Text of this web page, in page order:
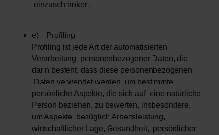
einzuschränken.
e) Profiling
Profiling ist jede Art der automatisierten
Verarbeitung personenbezogener Daten, die
darin besteht, dass diese personenbezogenen
Daten verwendet werden, um bestimmte
persönliche Aspekte, die sich auf eine natürliche
Person beziehen, zu bewerten, insbesondere,
um Aspekte bezüglich Arbeitsleistung,
wirtschaftlicher Lage, Gesundheit, persönlicher